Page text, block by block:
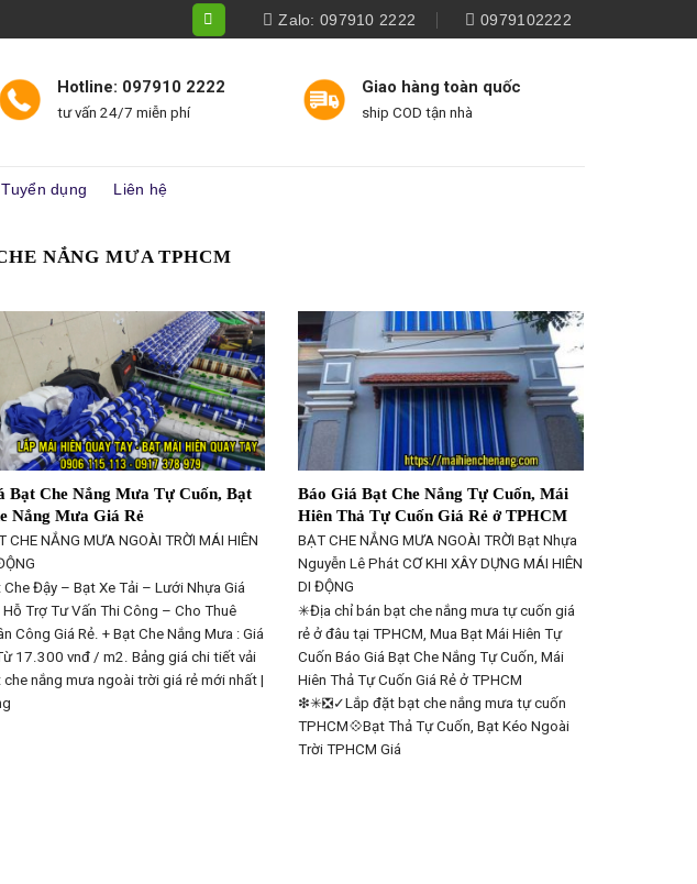
Zalo: 097910 2222 0979102222
Hotline: 097910 2222
tư vấn 24/7 miễn phí
Giao hàng toàn quốc
ship COD tận nhà
Tuyển dụng Liên hệ
NẮNG MƯA TPHCM
Bạt Che Nắng Mưa Tự Cuốn, Bạt
Nắng Mưa Giá Rẻ
CHE NẮNG MƯA NGOÀI TRỜI MÁI HIÊN
Che Đậy – Bạt Xe Tải – Lưới Nhựa Giá
Hỗ Trợ Tư Vấn Thi Công – Cho Thuê
Công Giá Rẻ. + Bạt Che Nắng Mưa : Giá
17.300 vnđ / m2. Bảng giá chi tiết vải
che nắng mưa ngoài trời giá rẻ mới nhất |
Báo Giá Bạt Che Nắng Tự Cuốn, Mái
Hiên Thả Tự Cuốn Giá Rẻ ở TPHCM
BẠT CHE NẮNG MƯA NGOÀI TRỜI Bạt Nhựa
Nguyễn Lê Phát CƠ KHI XÂY DỰNG MÁI HIÊN
DI ĐỘNG
✳Địa chỉ bán bạt che nắng mưa tự cuốn giá
rẻ ở đâu tại TPHCM, Mua Bạt Mái Hiên Tự
Cuốn Báo Giá Bạt Che Nắng Tự Cuốn, Mái
Hiên Thả Tự Cuốn Giá Rẻ ở TPHCM
❇✳❎✓Lắp đặt bạt che nắng mưa tự cuốn
TPHCM💠Bạt Thả Tự Cuốn, Bạt Kéo Ngoài
Trời TPHCM Giá